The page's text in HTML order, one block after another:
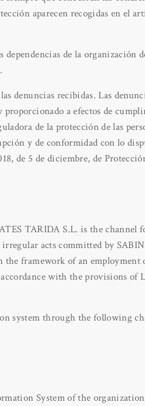
aparecen recogidas en el
de la organización
denuncias recibidas. Las
a efectos de
de la protección de las
y de conformidad con lo
de 5 de diciembre, de
TARIDA S.L. is the channel
acts committed by
framework of an employment
with the provisions of
system through the following
System of the